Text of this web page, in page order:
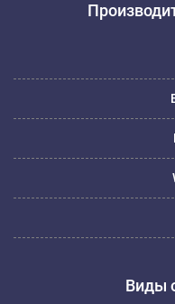
Виды